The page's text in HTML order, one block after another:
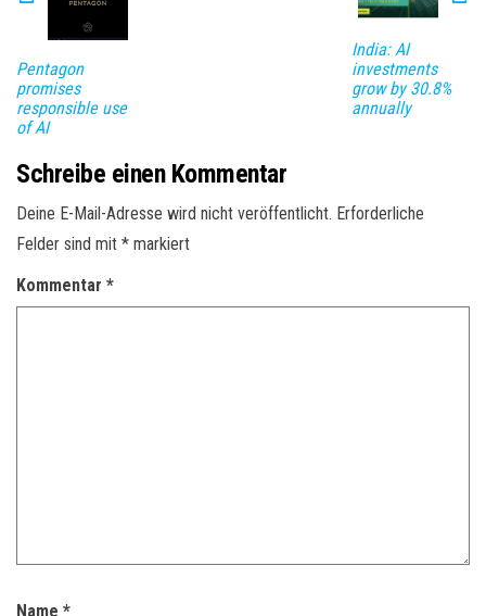
Pentagon
promises
responsible use
of AI
India: AI
investments
grow by 30.8%
annually
Schreibe einen Kommentar
Deine E-Mail-Adresse wird nicht veröffentlicht. Erforderliche
Felder sind mit * markiert
Kommentar *
Name *